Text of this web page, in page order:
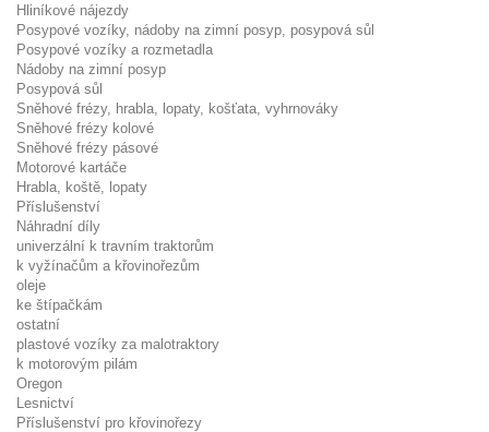
Hliníkové nájezdy
Posypové vozíky, nádoby na zimní posyp, posypová sůl
Posypové vozíky a rozmetadla
Nádoby na zimní posyp
Posypová sůl
Sněhové frézy, hrabla, lopaty, košťata, vyhrnováky
Sněhové frézy kolové
Sněhové frézy pásové
Motorové kartáče
Hrabla, koště, lopaty
Příslušenství
Náhradní díly
univerzální k travním traktorům
k vyžínačům a křovinořezům
oleje
ke štípačkám
ostatní
plastové vozíky za malotraktory
k motorovým pilám
Oregon
Lesnictví
Příslušenství pro křovinořezy